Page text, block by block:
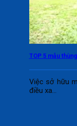
TOP 5 mẫu
Việc sở hữu
điều xa...